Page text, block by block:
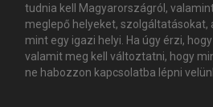
tudnia kell Magyarországról,
meglepő helyeket, szolgáltatásokat,
mint egy igazi helyi. Ha úgy érzi,
valamit meg kell változtatni, hogy
ne habozzon kapcsolatba lépni